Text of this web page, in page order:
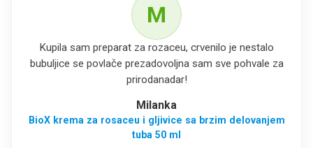
M
Kupila sam preparat za rozaceu, crvenilo je nestalo
bubuljice se povlače prezadovoljna sam sve pohvale za
prirodanadar!
Milanka
BioX krema za rosaceu i gljivice sa brzim delovanjem
tuba 50 ml